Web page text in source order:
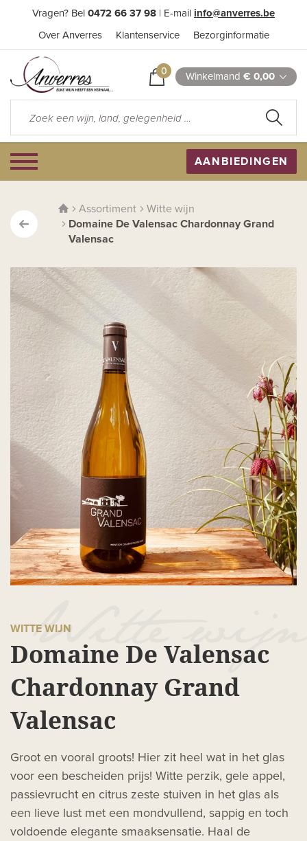
Vragen? Bel 0472 66 37 98 | E-mail info@anverres.be
Over Anverres Klantenservice Bezorginformatie
0 Winkelmand € 0,00
AANBIEDINGEN
Assortiment
Witte wijn
Domaine De Valensac Chardonnay Grand
Valensac
WITTE WIJN
Domaine De Valensac
Chardonnay Grand
Valensac
Groot en vooral groots! Hier zit heel wat in het glas
voor een bescheiden prijs! Witte perzik, gele appel,
passievrucht en citrus zeste stuiven in het glas als
een lieve lust met een mondvullend, sappig en toch
voldoende elegante smaaksensatie. Haal de